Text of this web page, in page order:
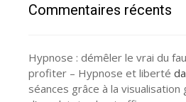
Commentaires récents
Hypnose : démêler le vrai du
profiter – Hypnose et liberté
séances grâce à la visualisation